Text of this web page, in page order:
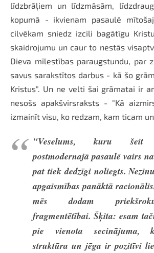
līdzbrāļiem un līdzmāsām,
kopumā - ikvienam pasaulē
cilvēkam sniedz izcili bagātīgu
skaidrojumu un caur to nestās
Dieva mīlestības paraugstundu, par
savus sarakstītos darbus - kā šo
Kristus". Un ne velti šai grāmatai ir
nesošs apakšvirsraksts - "Kā
izmainīt visu, ko redzam, kam ticam
"Veselums, kuru šeit
postmodernajā pasaulē vairs
pat tiek dedzīgi noliegts.
apgaismības panāktā
mēs dodam
fragmentētībai. Šķita: esam
pie vienota secinājuma,
struktūra un jēga ir pozitīvi